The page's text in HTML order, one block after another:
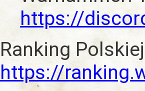
https://
Ranking
https://